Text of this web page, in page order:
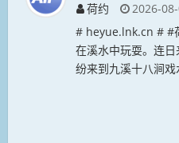
荷约
2026-
# heyue.lnk.cn # #
在溪水中玩耍。连
纷来到九溪十八涧